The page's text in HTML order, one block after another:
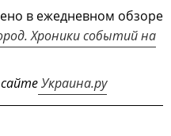
в ежедневном обзоре
Хроники событий на
сайтеУкраина.ру